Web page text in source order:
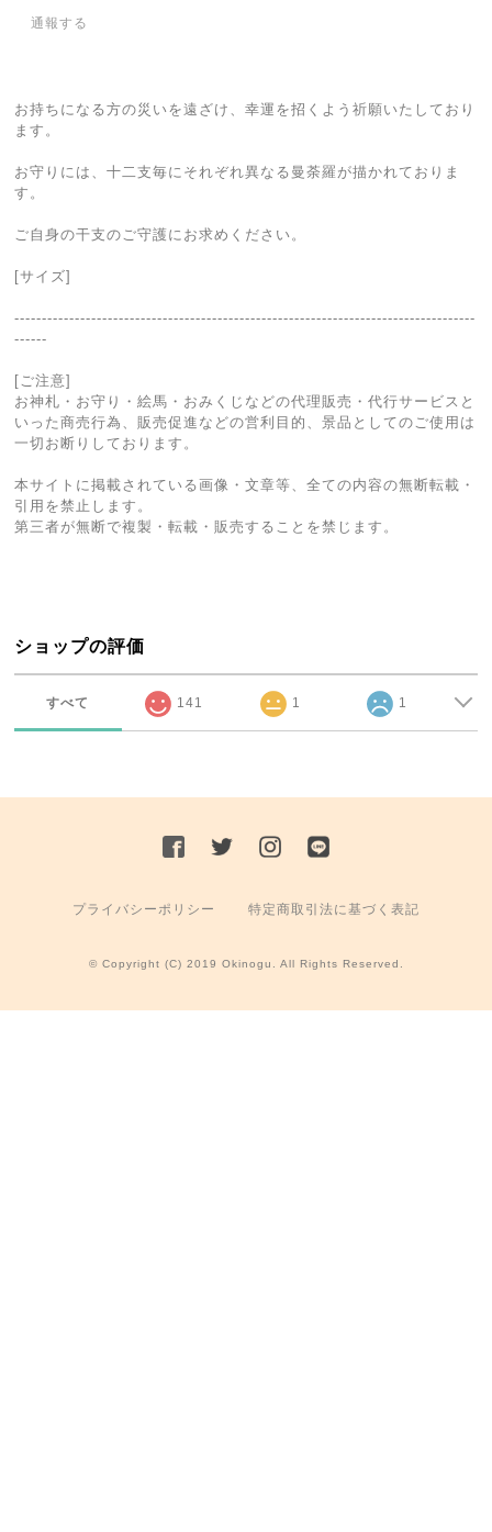
通報する
お持ちになる方の災いを遠ざけ、幸運を招くよう祈願いたしており
ます。
お守りには、十二支毎にそれぞれ異なる曼荼羅が描かれておりま
す。
ご自身の干支のご守護にお求めください。
[サイズ]
------------------------------------------------------------------------------------
------
[ご注意]
お神札・お守り・絵馬・おみくじなどの代理販売・代行サービスと
いった商売行為、販売促進などの営利目的、景品としてのご使用は
一切お断りしております。
本サイトに掲載されている画像・文章等、全ての内容の無断転載・
引用を禁止します。
第三者が無断で複製・転載・販売することを禁じます。
ショップの評価
すべて 141 1 1
プライバシーポリシー 特定商取引法に基づく表記
© Copyright (C) 2019 Okinogu. All Rights Reserved.